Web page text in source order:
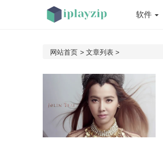
软件
网站首页 > 文章列表 >